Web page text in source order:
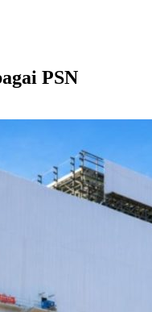
PSN